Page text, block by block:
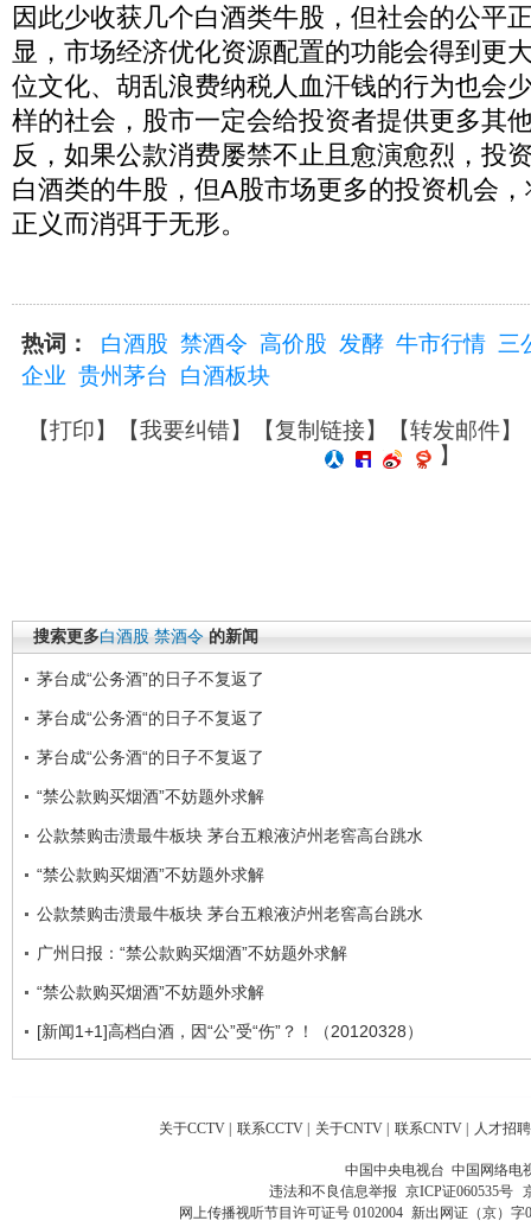
因此少收获几个白酒类牛股，但社会的公平
显，市场经济优化资源配置的功能会得到更
位文化、胡乱浪费纳税人血汗钱的行为也会
样的社会，股市一定会给投资者提供更多其
反，如果公款消费屡禁不止且愈演愈烈，投
白酒类的牛股，但A股市场更多的投资机会
正义而消弭于无形。
热词： 白酒股 禁酒令 高价股 发酵 牛市行情 三
企业 贵州茅台 白酒板块
【打印】【我要纠错】【复制链接】【转发邮件】
】
搜索更多白酒股 禁酒令 的新闻
茅台成“公务酒”的日子不复返了
茅台成“公务酒“的日子不复返了
茅台成“公务酒“的日子不复返了
“禁公款购买烟酒”不妨题外求解
公款禁购击溃最牛板块 茅台五粮液泸州老窖高台跳水
“禁公款购买烟酒”不妨题外求解
公款禁购击溃最牛板块 茅台五粮液泸州老窖高台跳水
广州日报：“禁公款购买烟酒”不妨题外求解
“禁公款购买烟酒”不妨题外求解
[新闻1+1]高档白酒，因“公”受“伤”？！（20120328）
关于CCTV | 联系CCTV | 关于CNTV | 联系CNTV | 人才招聘
中国中央电视台 中国网络电
违法和不良信息举报 京ICP证060535号
网上传播视听节目许可证号 0102004 新出网证（京）